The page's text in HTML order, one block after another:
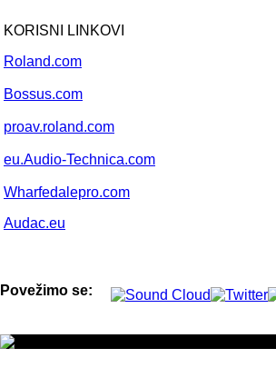
KORISNI LINKOVI
Roland.com
Bossus.com
proav.roland.com
eu.Audio-Technica.com
Wharfedalepro.com
Audac.eu
Povežimo se: